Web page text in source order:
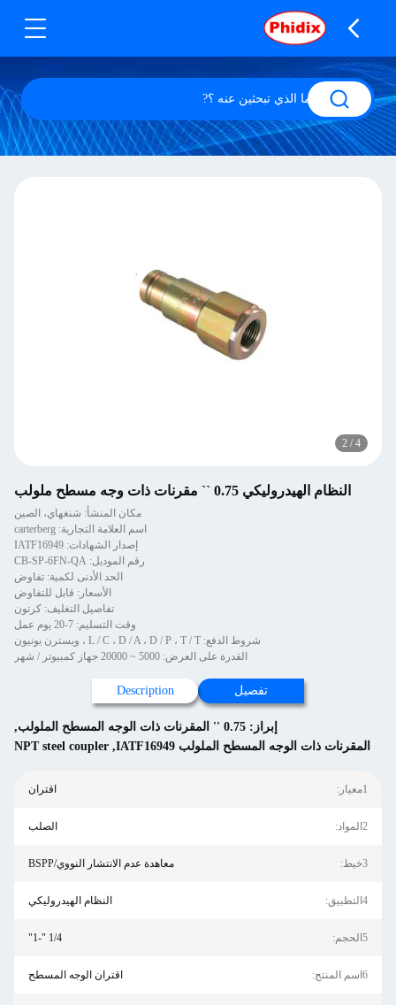
2 / 4
النظام الهيدروليكي 0.75 `` مقرنات ذات وجه مسطح ملولب
مكان المنشأ: شنغهاي، الصين
اسم العلامة التجارية: carterberg
إصدار الشهادات: IATF16949
رقم الموديل: CB-SP-6FN-QA
الحد الأدنى لكمية: تفاوض
الأسعار: قابل للتفاوض
تفاصيل التغليف: كرتون
وقت التسليم: 7-20 يوم عمل
شروط الدفع: L / C ، D / A ، D / P ، T / T ، ويسترن يونيون
القدرة على العرض: 5000 ~ 20000 جهاز كمبيوتر / شهر
تفصيل Description
إبراز: 0.75 '' المقرنات ذات الوجه المسطح الملولب
,
المقرنات ذات الوجه المسطح الملولب IATF16949
,
NPT steel coupler
1معيار: اقتران
2المواد: الصلب
3خيط: معاهدة عدم الانتشار النووي/BSPP
4التطبيق: النظام الهيدروليكي
5الحجم: 1/4 "-1"
6اسم المنتج: اقتران الوجه المسطح